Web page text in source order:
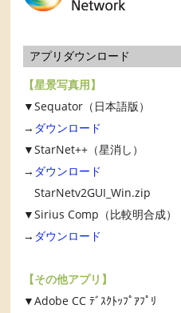
アプリダウンロード
【星景写真用】
▼Sequator（日本語版）
→ ダウンロード
▼StarNet++（星消し）
→ ダウンロード
StarNetv2GUI_Win.zip
▼Sirius Comp（比較明合成）
→ ダウンロード
【その他アプリ】
▼Adobe CC ﾃﾞｽｸﾄｯﾌﾟｱﾌﾟﾘ